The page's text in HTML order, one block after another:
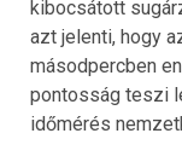
kibocsátott
azt jelenti, hogy
másodpercben
pontosság teszi
időmérés